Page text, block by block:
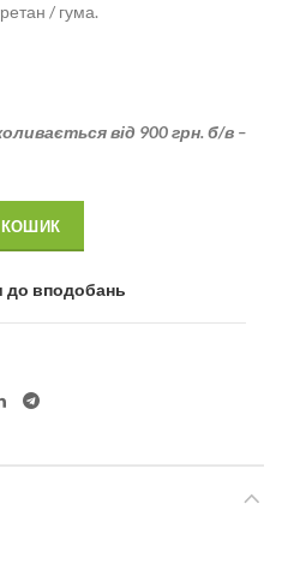
/ гума.
від 900 грн. б/в –
КОШИК
до вподобань